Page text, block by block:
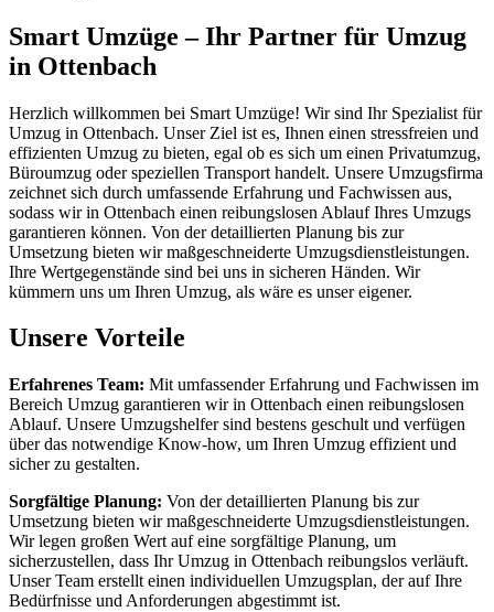
Smart Umzüge – Ihr Partner für Umzug
in Ottenbach
Herzlich willkommen bei Smart Umzüge! Wir sind Ihr Spezialist für
Umzug in Ottenbach. Unser Ziel ist es, Ihnen einen stressfreien und
effizienten Umzug zu bieten, egal ob es sich um einen Privatumzug,
Büroumzug oder speziellen Transport handelt. Unsere Umzugsfirma
zeichnet sich durch umfassende Erfahrung und Fachwissen aus,
sodass wir in Ottenbach einen reibungslosen Ablauf Ihres Umzugs
garantieren können. Von der detaillierten Planung bis zur
Umsetzung bieten wir maßgeschneiderte Umzugsdienstleistungen.
Ihre Wertgegenstände sind bei uns in sicheren Händen. Wir
kümmern uns um Ihren Umzug, als wäre es unser eigener.
Unsere Vorteile
Erfahrenes Team: Mit umfassender Erfahrung und Fachwissen im
Bereich Umzug garantieren wir in Ottenbach einen reibungslosen
Ablauf. Unsere Umzugshelfer sind bestens geschult und verfügen
über das notwendige Know-how, um Ihren Umzug effizient und
sicher zu gestalten.
Sorgfältige Planung: Von der detaillierten Planung bis zur
Umsetzung bieten wir maßgeschneiderte Umzugsdienstleistungen.
Wir legen großen Wert auf eine sorgfältige Planung, um
sicherzustellen, dass Ihr Umzug in Ottenbach reibungslos verläuft.
Unser Team erstellt einen individuellen Umzugsplan, der auf Ihre
Bedürfnisse und Anforderungen abgestimmt ist.